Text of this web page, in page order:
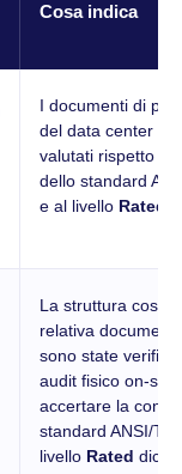
Cosa indica
I documenti di
del data center
valutati rispetto ai
dello standard
e al livello Rated
La struttura
relativa
sono state
audit fisico on-site
accertare la
standard ANSI/
livello Rated